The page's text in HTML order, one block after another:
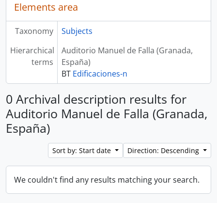
Elements area
Taxonomy
Subjects
Hierarchical
terms
Auditorio Manuel de Falla (Granada,
España)
BT Edificaciones-n
0 Archival description results for
Auditorio Manuel de Falla (Granada,
España)
Sort by: Start date Direction: Descending
We couldn't find any results matching your search.